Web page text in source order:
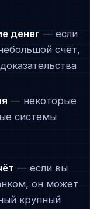
денег — если
счёт,
— некоторые
системы
— если вы
он может
крупный